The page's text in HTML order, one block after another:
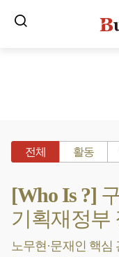
전체 활동
[Who Is ?]
기획재정부
노무현·문재인 핵심